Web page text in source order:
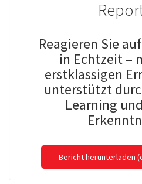
Reagieren Sie
in Echtzeit –
erstklassigen
unterstützt
Learning
Bericht herunterladen